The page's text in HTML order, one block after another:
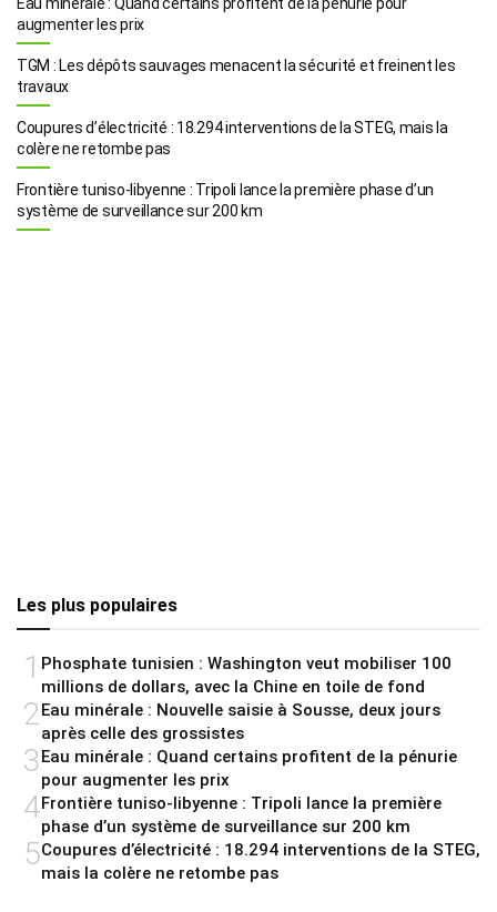
augmenter les prix
TGM : Les dépôts sauvages menacent la sécurité et freinent les
travaux
Coupures d’électricité : 18.294 interventions de la STEG, mais la
colère ne retombe pas
Frontière tuniso-libyenne : Tripoli lance la première phase d’un
système de surveillance sur 200 km
Les plus populaires
1 Phosphate tunisien : Washington veut mobiliser 100
millions de dollars, avec la Chine en toile de fond
2Eau minérale : Nouvelle saisie à Sousse, deux jours
après celle des grossistes
3Eau minérale : Quand certains profitent de la pénurie
pour augmenter les prix
4Frontière tuniso-libyenne : Tripoli lance la première
phase d’un système de surveillance sur 200 km
5Coupures d’électricité : 18.294 interventions de la STEG,
mais la colère ne retombe pas